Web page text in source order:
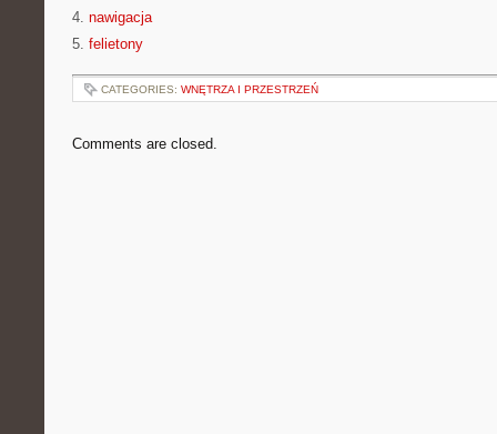
4. nawigacja
5. felietony
CATEGORIES: WNĘTRZA I PRZESTRZEŃ
Comments are closed.